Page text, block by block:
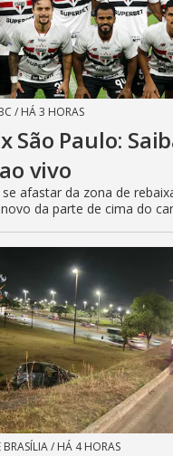
/ HÁ 3 HORAS
São Paulo:
vivo
afastar da zona de
da parte de cima do
BRASÍLIA/ HÁ 4 HORAS